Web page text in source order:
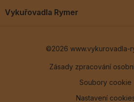
Blog
Vykuřovadla Rymer
©2026 www.vykurovadla-
Zásady zpracování
Soubory cookie
Nastavení